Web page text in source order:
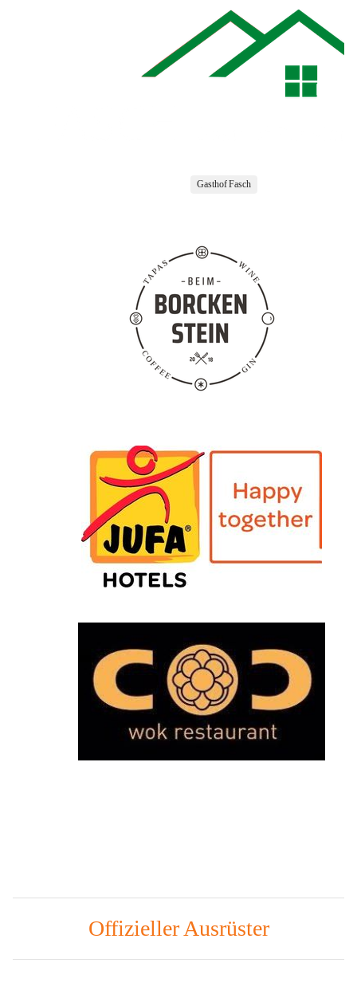
Gasthof Fasch
Offizieller Ausrüster